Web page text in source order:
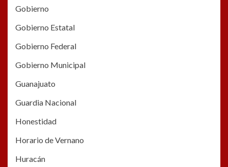
Gobierno
Gobierno Estatal
Gobierno Federal
Gobierno Municipal
Guanajuato
Guardia Nacional
Honestidad
Horario de Vernano
Huracán